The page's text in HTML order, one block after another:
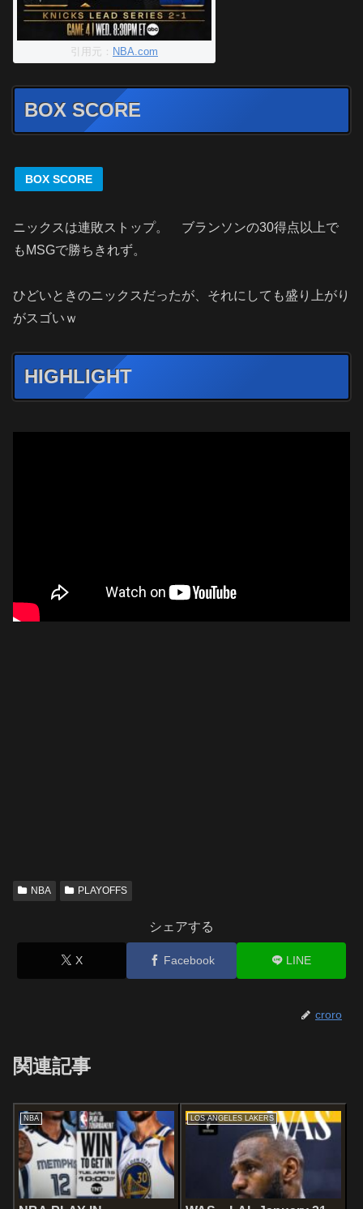
引用元： NBA.com
BOX SCORE
BOX SCORE
ニックスは連敗ストップ。 ブランソンの30得点以上で
もMSGで勝ちきれず。
ひどいときのニックスだったが、それにしても盛り上がり
がスゴいｗ
HIGHLIGHT
NBA PLAYOFFS
シェアする
X Facebook LINE
croro
関連記事
NBA LOS ANGELES LAKERS